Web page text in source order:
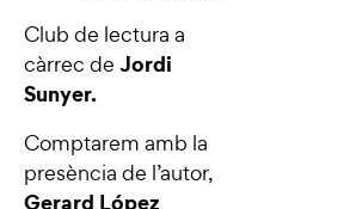
Club de lectura a
càrrec de Jordi
Sunyer.
Comptarem amb la
presència de l’autor,
Gerard López